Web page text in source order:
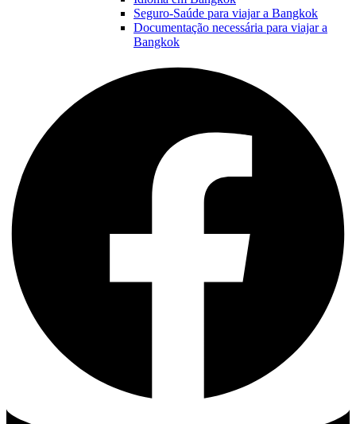
Seguro-Saúde para viajar a Bangkok
Documentação necessária para viajar a
Bangkok